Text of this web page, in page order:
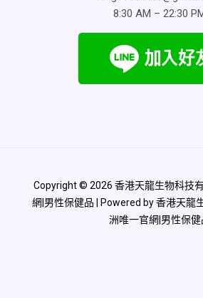
8:30 AM – 22:30
Copyright © 2026 香港天龍生物科技
網|男性保健品 | Powered by 香港天龍
洲唯一官網|男性保健